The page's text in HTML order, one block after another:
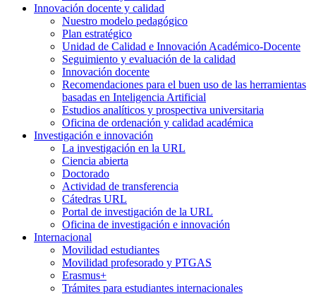
Innovación docente y calidad
Nuestro modelo pedagógico
Plan estratégico
Unidad de Calidad e Innovación Académico-Docente
Seguimiento y evaluación de la calidad
Innovación docente
Recomendaciones para el buen uso de las herramientas
basadas en Inteligencia Artificial
Estudios analíticos y prospectiva universitaria
Oficina de ordenación y calidad académica
Investigación e innovación
La investigación en la URL
Ciencia abierta
Doctorado
Actividad de transferencia
Cátedras URL
Portal de investigación de la URL
Oficina de investigación e innovación
Internacional
Movilidad estudiantes
Movilidad profesorado y PTGAS
Erasmus+
Trámites para estudiantes internacionales